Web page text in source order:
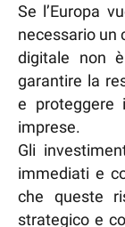
Se l’Europa
necessario un
digitale non
garantire la
e proteggere
imprese.
Gli
immediati e
che queste
strategico e